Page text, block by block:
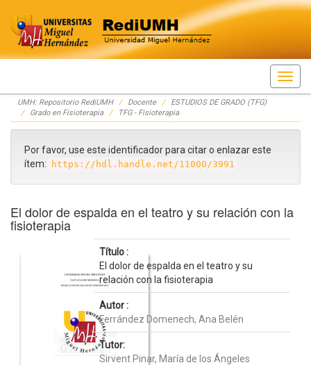
Skip
navigation
UMH: Repositorio RediUMH Docente
ESTUDIOS DE GRADO (TFG)
Grado en Fisioterapia
TFG - Fisioterapia
Por favor, use este identificador para citar o enlazar este
ítem:
https://hdl.handle.net/11000/3991
El dolor de espalda en el teatro y su relación con la
fisioterapia
Título :
El dolor de espalda en el teatro y su
relación con la fisioterapia
Autor :
Ferrández Domenech, Ana Belén
Tutor:
Sirvent Pinar, María de los Ángeles